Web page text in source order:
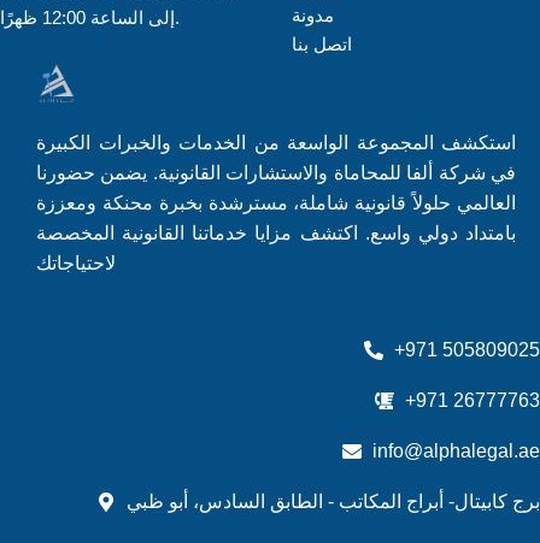
إلى الساعة 12:00 ظهرًا.
مدونة
اتصل بنا
استكشف المجموعة الواسعة من الخدمات والخبرات الكبيرة
في شركة ألفا للمحاماة والاستشارات القانونية. يضمن حضورنا
العالمي حلولاً قانونية شاملة، مسترشدة بخبرة محنكة ومعززة
بامتداد دولي واسع. اكتشف مزايا خدماتنا القانونية المخصصة
لاحتياجاتك
+971 505809025
+971 26777763
info@alphalegal.ae
برج كابيتال- أبراج المكاتب - الطابق السادس، أبو ظبي